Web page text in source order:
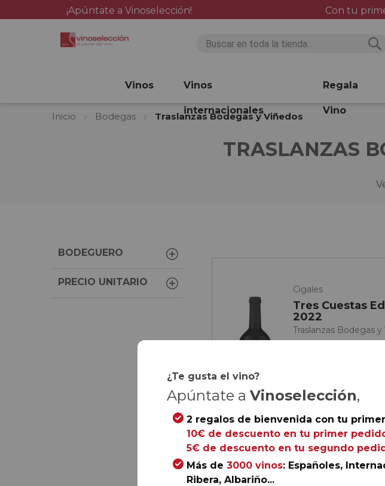
¡Apúntate a Vinoselección! Con tu
Vinos Vinos
internacionales
Regala
Vino
Inicio Bodegas Traslanzas Bodegas y Viñedos
TRASLANZAS
Cigales
Tres Cuestas
2022
Traslanzas Bodegas
BODEGUERO
PRECIO UNITARIO
¿Te gusta el vino?
Apúntate a Vinoselección,
2 regalos de bienvenida con tu
10€ de descuento en tu primer
5€ de descuento en tu segundo
Más de 3000 vinos: Españoles,
Ribera, Albariño...